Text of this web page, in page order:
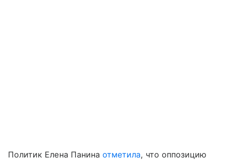
Политик Елена Панинаотметила, что оппозицию